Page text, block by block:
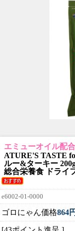
エミューオイル配
ATURE'S TASTE
ルー&ターキー
総合栄養食 ドライ
e6002-01-0000
ゴロにゃん価格864円